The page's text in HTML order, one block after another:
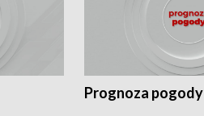
Prognoza pogody